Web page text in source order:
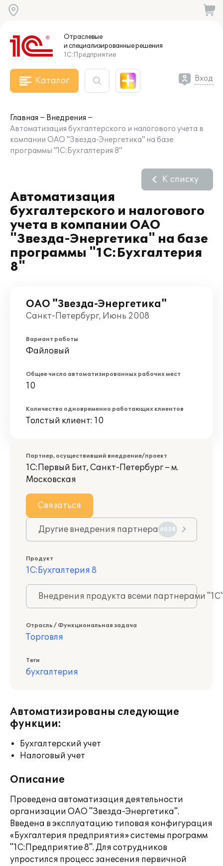
Отраслевые
и специализированныерешения
1С:Предприятие
Каталог Вход
Главная
Внедрения
Автоматизация бухгалтерского и налогового учета в
компании ОАО "Звезда-Энергетика" на базе
программы "1С:Бухгалтерия 8"
Автоматизация
бухгалтерского и налогового
учета в компании ОАО
"Звезда-Энергетика" на базе
программы "1С:Бухгалтерия
8"
К списку
ОАО "Звезда-Энергетика"
Санкт-Петербург, Июнь 2008
Вариант работы
Файловый
Общее число автоматизированных рабочих мест
10
Количество одновременно работающих клиентов
Толстый клиент: 10
Партнер, осуществивший внедрение/проект
1С:Первый Бит, Санкт-Петербург – м.
Московская
Связаться
Другие внедрения партнера 6038
Продукт
1С:Бухгалтерия 8
Внедрения продукта всеми партнерами
Отрасль / Функциональная задача
Торговля
Теги
бухгалтерия
Автоматизированы следующие
функции:
Бухгалтерский учет
Налоговый учет
Описание
Проведена автоматизация деятельности
организации ОАО "Звезда-Энергетика".
Введена в эксплуатацию типовая конфигурация
«Бухгалтерия предприятия» системы программ
"1С:Предприятие 8". Для сотрудников
упростился процесс занесения первичной